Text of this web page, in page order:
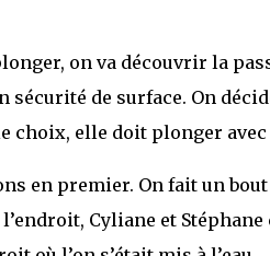
on va découvrir la
sécurité de surface. On
choix, elle doit plonger
en premier. On fait un
Cyliane et